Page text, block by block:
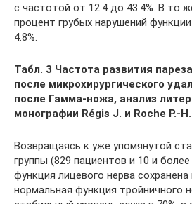
с частотой от 12.4 до 43.4%. В то
процент грубых нарушений
4.8%.
Табл. 3 Частота развития
после микрохирургического
после Гамма-ножа, анализ
монографии Régis J. и Roche P.-
Возвращаясь к уже упомянутой
группы (829 пациентов и 10 и
функция лицевого нерва сохранена
нормальная функция тройничного